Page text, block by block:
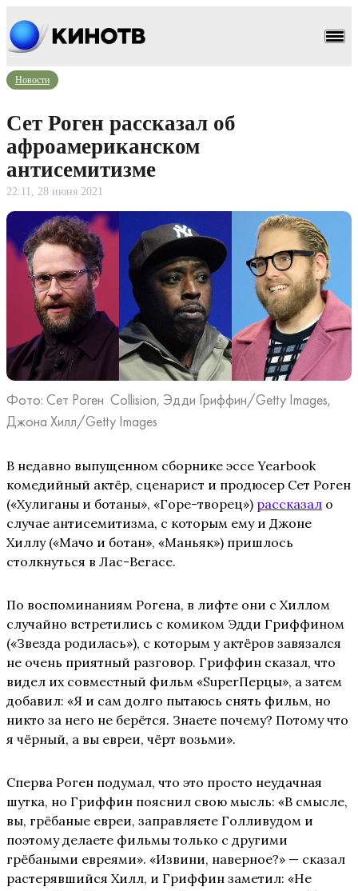
Новости
Сет Роген рассказал об
афроамериканском
антисемитизме
22:11, 28 июня 2021
Фото: Сет Роген Collision, Эдди Гриффин/Getty Images,
Джона Хилл/Getty Images
В недавно выпущенном сборнике эссе Yearbook
комедийный актёр, сценарист и продюсер Сет Роген
(«Хулиганы и ботаны», «Горе-творец») рассказал о
случае антисемитизма, с которым ему и Джоне
Хиллу («Мачо и ботан», «Маньяк») пришлось
столкнуться в Лас-Вегасе.
По воспоминаниям Рогена, в лифте они с Хиллом
случайно встретились с комиком Эдди Гриффином
(«Звезда родилась»), с которым у актёров завязался
не очень приятный разговор. Гриффин сказал, что
видел их совместный фильм «SuperПерцы», а затем
добавил: «Я и сам долго пытаюсь снять фильм, но
никто за него не берётся. Знаете почему? Потому что
я чёрный, а вы евреи, чёрт возьми».
Сперва Роген подумал, что это просто неудачная
шутка, но Гриффин пояснил свою мысль: «В смысле,
вы, грёбаные евреи, заправляете Голливудом и
поэтому делаете фильмы только с другими
грёбаными евреями». «Извини, наверное?» — сказал
растерявшийся Хилл, и Гриффин заметил: «Не